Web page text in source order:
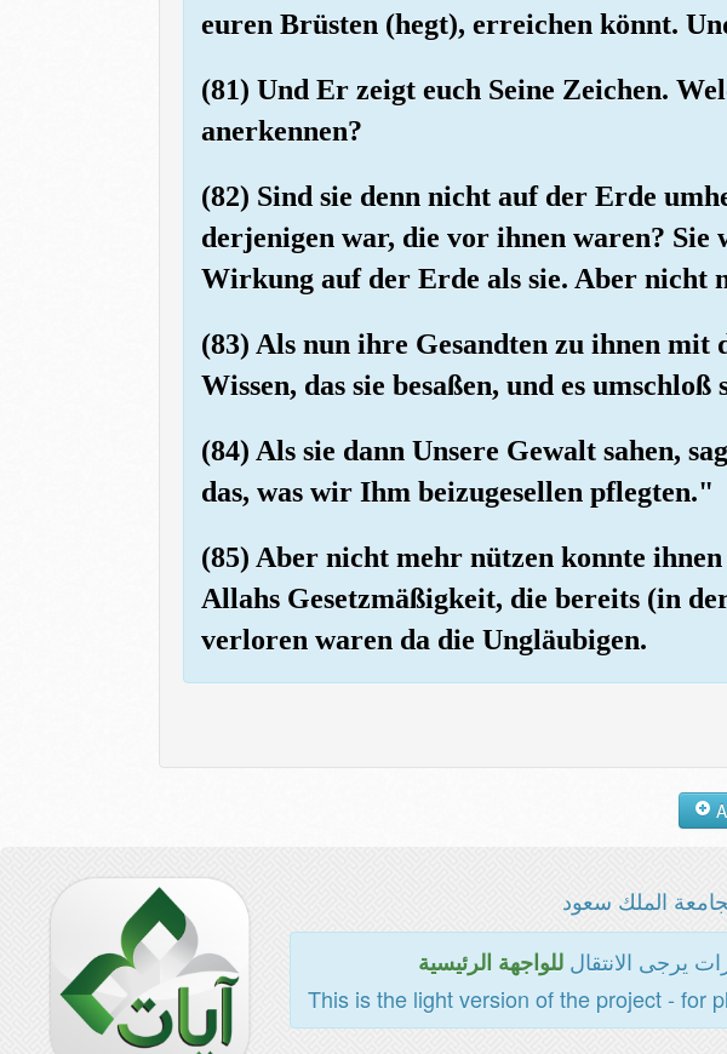
euren Brüsten (hegt), erreichen könnt.
(81) Und Er zeigt euch Seine Zeichen.
anerkennen?
(82) Sind sie denn nicht auf der Erde
derjenigen war, die vor ihnen waren?
Wirkung auf der Erde als sie. Aber nicht
(83) Als nun ihre Gesandten zu ihnen mit
Wissen, das sie besaßen, und es
(84) Als sie dann Unsere Gewalt sahen,
das, was wir Ihm beizugesellen pflegten."
(85) Aber nicht mehr nützen konnte
Allahs Gesetzmäßigkeit, die bereits (in
verloren waren da die Ungläubigen.
الملك سعود
يرجى الانتقالللواجهة الرئيسية
This is the light version of the project - for